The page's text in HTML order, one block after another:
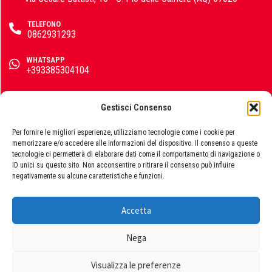
Gestisci Consenso
Per fornire le migliori esperienze, utilizziamo tecnologie come i cookie per
memorizzare e/o accedere alle informazioni del dispositivo. Il consenso a queste
tecnologie ci permetterà di elaborare dati come il comportamento di navigazione o
ID unici su questo sito. Non acconsentire o ritirare il consenso può influire
negativamente su alcune caratteristiche e funzioni.
Accetta
Nega
Visualizza le preferenze
TELEFONO
0862931293
WHATSAPP
+393385304104
info@emporiomarini.com
SEGUICI SUI SOCIAL
© 2026 Emporio Marini s.r.l., P.IVA 01729060663. Powered by
Publipress srl
Materiale Elettrico
Deca
Einhell